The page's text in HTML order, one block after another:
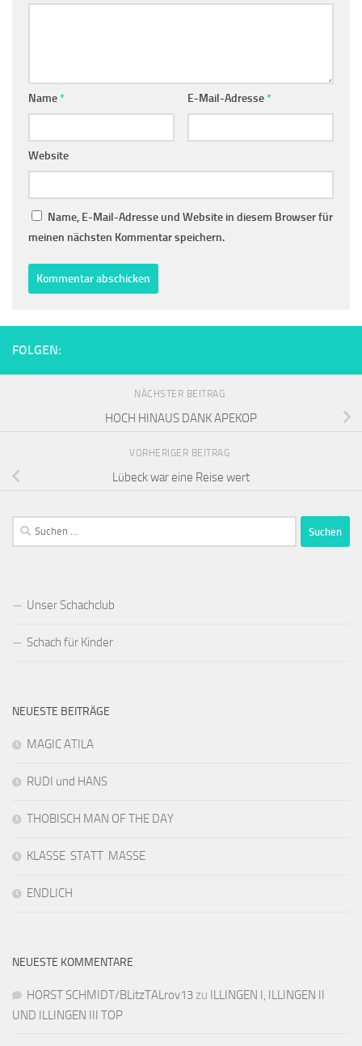
Name* E-Mail-Adresse*
Website
Name, E-Mail-Adresse und Website in diesem Browser für
meinen nächsten Kommentar speichern.
FOLGEN:
NÄCHSTER BEITRAG
HOCH HINAUS DANK APEKOP
VORHERIGER BEITRAG
Lübeck war eine Reise wert
Suchen
nach:
Unser Schachclub
Schach für Kinder
NEUESTE BEITRÄGE
MAGIC ATILA
RUDI und HANS
THOBISCH MAN OF THE DAY
KLASSE STATT MASSE
ENDLICH
NEUESTE KOMMENTARE
HORST SCHMIDT/BLitzTALrov13zu ILLINGEN I, ILLINGEN II
UND ILLINGEN III TOP